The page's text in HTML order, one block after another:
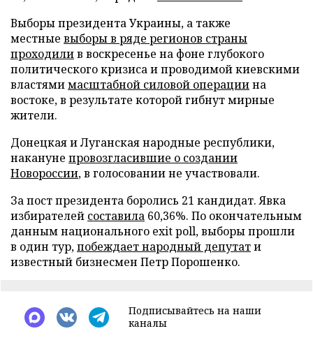
Выборы президента Украины, а также
местные выборы в ряде регионов страны
проходилив воскресенье на фоне глубокого
политического кризиса и проводимой киевскими
властямимасштабной силовой операциина
востоке, в результате которой гибнут мирные
жители.
Донецкая и Луганская народные республики,
накануне провозгласившие о создании
Новороссии, в голосовании не участвовали.
За пост президента боролись 21 кандидат. Явка
избирателей составила 60,36%. По окончательным
данным национального exit poll, выборы прошли
в один тур,побеждает народный депутати
известный бизнесмен Петр Порошенко.
Подписывайтесь на наши
каналы